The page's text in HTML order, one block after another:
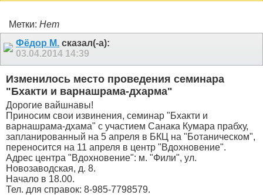
Метки: Нет
Фёдор М. сказал(-а):
03.04.2014 14:39
Изменилось место проведения семинара
"Бхакти и варнашрама-дхарма"
Дорогие вайшнавы!
Приносим свои извинения, семинар "Бхакти и
варнашрама-дхама" с участием Санака Кумара прабху,
запланированный на 5 апреля в БКЦ на "Ботаническом",
переносится на 11 апреля в центр "Вдохновение".
Адрес центра "Вдохновение": м. "Фили", ул.
Новозаводская, д. 8.
Начало в 18.00.
Тел. для справок: 8-985-7798579.